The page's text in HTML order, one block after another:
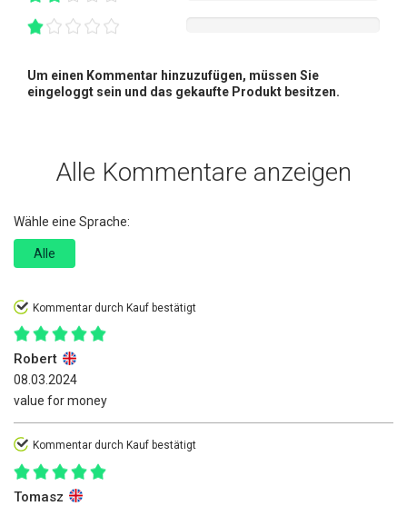
Um einen Kommentar hinzuzufügen, müssen Sie
eingeloggt sein und das gekaufte Produkt besitzen.
Alle Kommentare anzeigen
Wähle eine Sprache:
Alle
Kommentar durch Kauf bestätigt
Robert
08.03.2024
value for money
Kommentar durch Kauf bestätigt
Tomasz